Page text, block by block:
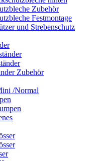
Zubehör
Festmontage
und Strebenschutz
Zubehör
/Normal